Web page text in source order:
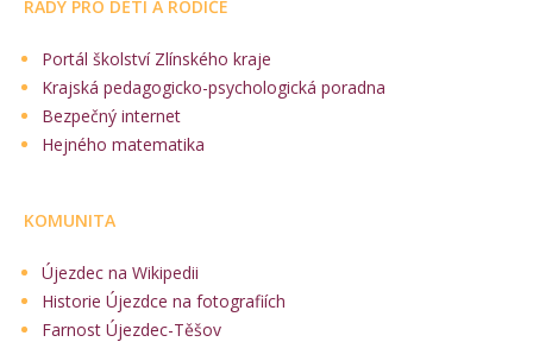
RADY PRO DĚTI A RODIČE
Portál školství Zlínského kraje
Krajská pedagogicko-psychologická poradna
Bezpečný internet
Hejného matematika
KOMUNITA
Újezdec na Wikipedii
Historie Újezdce na fotografiích
Farnost Újezdec-Těšov